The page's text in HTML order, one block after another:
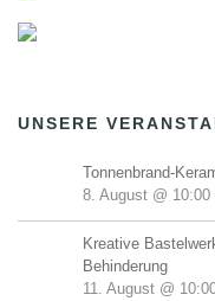
UNSERE
Tonnenbrand-
8. August @ 10:00
Kreative
Behinderung
11. August @